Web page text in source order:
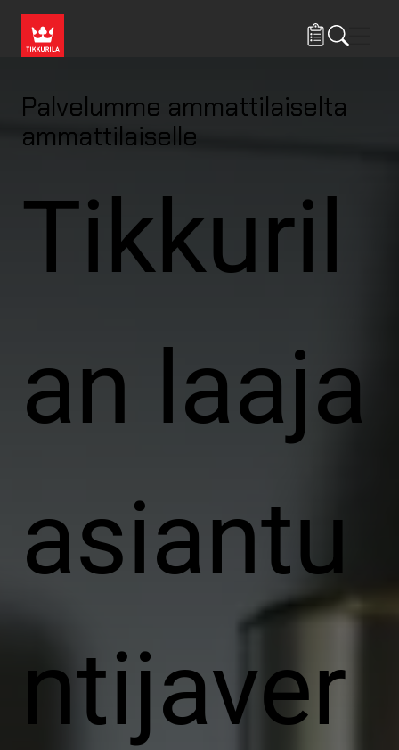
Palvelumme ammattilaiselta
ammattilaiselle
Tikkuril
an laaja
asiantu
ntijaver